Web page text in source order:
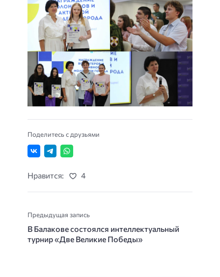
Поделитесь с друзьями
Нравится: 4
Предыдущая запись
В Балакове состоялся интеллектуальный
турнир «Две Великие Победы»